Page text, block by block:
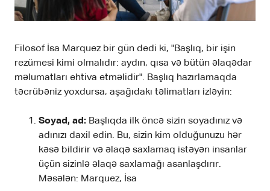
Filosof İsa Marquez bir gün dedi ki, "Başlıq, bir işin
rezümesi kimi olmalıdır: aydın, qısa və bütün əlaqədar
məlumatları ehtiva etməlidir". Başlıq hazırlamaqda
təcrübəniz yoxdursa, aşağıdakı təlimatları izləyin:
Soyad, ad: Başlıqda ilk öncə sizin soyadınız və
adınızı daxil edin. Bu, sizin kim olduğunuzu hər
kəsə bildirir və əlaqə saxlamaq istəyən insanlar
üçün sizinlə əlaqə saxlamağı asanlaşdırır.
Məsələn: Marquez, İsa